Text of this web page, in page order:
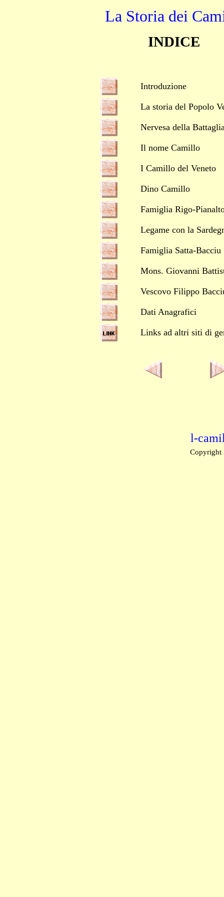
La Storia dei
INDICE
Introduzione
La storia del Popolo
Nervesa della
Il nome Camillo
I Camillo del Veneto
Dino Camillo
Famiglia Rigo-
Legame con la
Famiglia Satta-Bacciu
Mons. Giovanni
Vescovo Filippo
Dati Anagrafici
Links ad altri siti di
l-
Copyright